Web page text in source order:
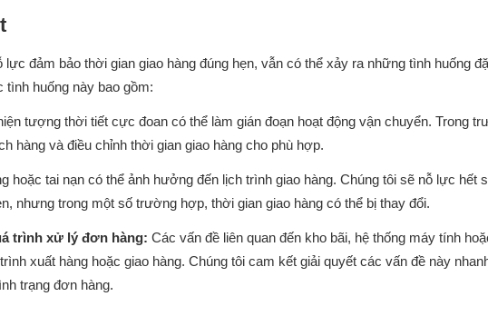
đảm bảo thời gian giao hàng đúng hẹn, vẫn có thể xảy ra những tình huống
tình huống này bao gồm:
tượng thời tiết cực đoan có thể làm gián đoạn hoạt động vận chuyển. Trong
hàng và điều chỉnh thời gian giao hàng cho phù hợp.
hoặc tai nạn có thể ảnh hưởng đến lịch trình giao hàng. Chúng tôi sẽ nỗ lực hết
nhưng trong một số trường hợp, thời gian giao hàng có thể bị thay đổi.
trình xử lý đơn hàng: Các vấn đề liên quan đến kho bãi, hệ thống máy tính
xuất hàng hoặc giao hàng. Chúng tôi cam kết giải quyết các vấn đề này
trạng đơn hàng.